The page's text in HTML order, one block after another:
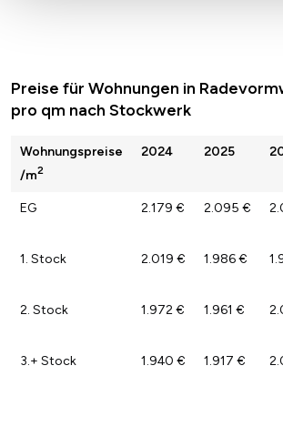
Preise für Wohnungen in
pro qm nach Stockwerk
Wohnungspreise
/m2
2024 2025
EG 2.179 € 2.095 €
1. Stock 2.019 € 1.986 €
2. Stock 1.972 € 1.961 €
3.+ Stock 1.940 € 1.917 €